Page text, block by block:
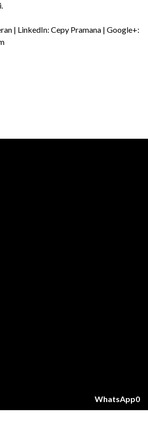
| LinkedIn: Cepy Pramana | Google+:
WhatsApp0